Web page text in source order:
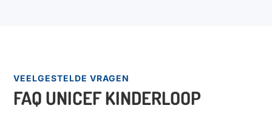
VEELGESTELDE VRAGEN
FAQ UNICEF KINDERLOOP